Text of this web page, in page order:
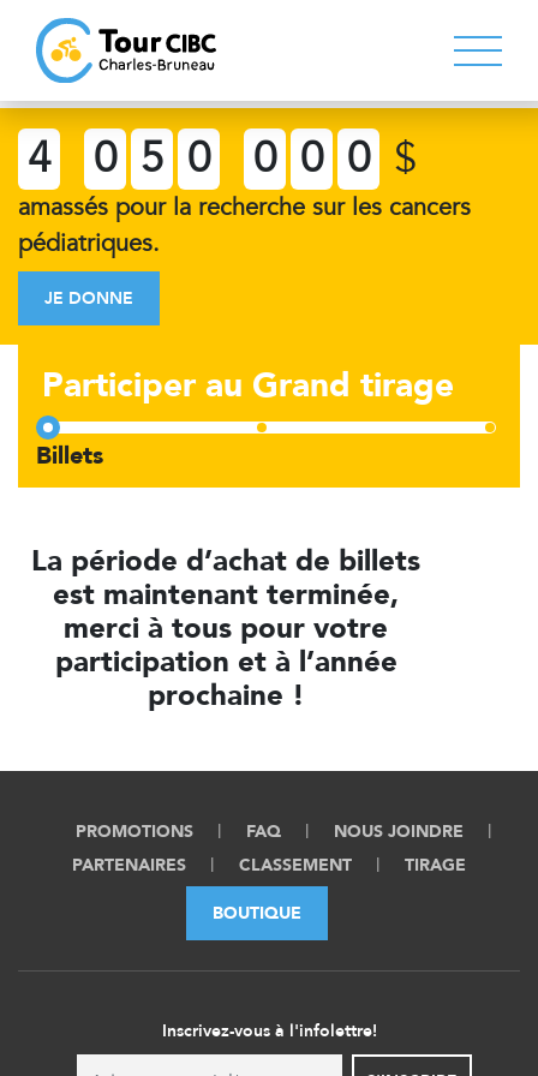
4 0 5 0 0 0 0 $
amassés pour la recherche sur les cancers
pédiatriques.
JE DONNE
Participer au Grand tirage
La période d’achat de billets
est maintenant terminée,
merci à tous pour votre
participation et à l’année
prochaine !
PROMOTIONS FAQ
NOUS JOINDRE
PARTENAIRES
CLASSEMENT TIRAGE
BOUTIQUE
Inscrivez-vous à l'infolettre!